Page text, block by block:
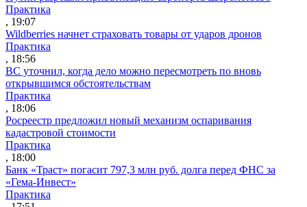
Практика
, 19:07
Wildberries начнет страховать товары от ударов дронов
Практика
, 18:56
ВС уточнил, когда дело можно пересмотреть по вновь
открывшимся обстоятельствам
Практика
, 18:06
Росреестр предложил новый механизм оспаривания
кадастровой стоимости
Практика
, 18:00
Банк «Траст» погасит 797,3 млн руб. долга перед ФНС за
«Гема-Инвест»
Практика